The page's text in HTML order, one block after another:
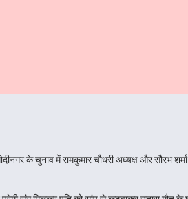
के चुनाव में रामकुमार चौधरी अध्यक्ष और सौरभ